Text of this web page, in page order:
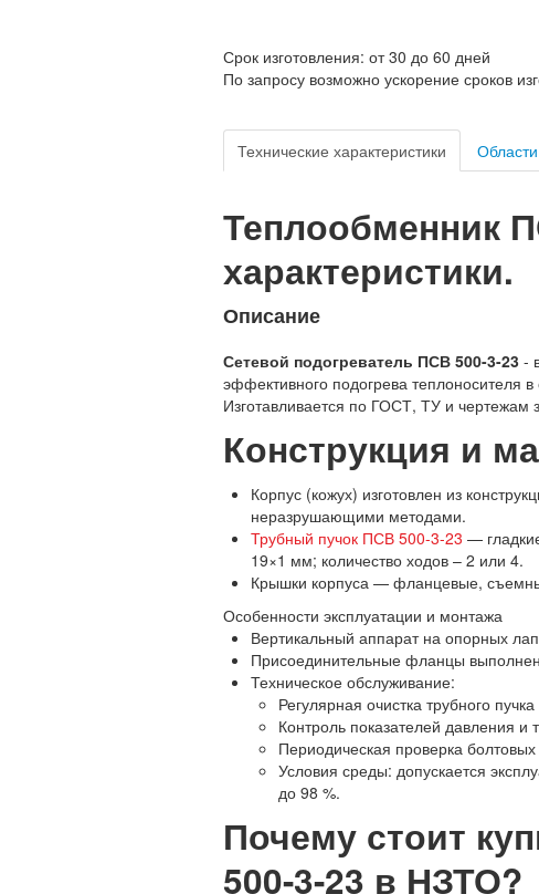
Срок изготовления: от 30 до 60 дней
По запросу возможно ускорение сроков
Технические характеристики
Теплообменник
характеристики.
Описание
Сетевой подогреватель ПСВ 500-3-23 -
эффективного подогрева теплоносителя
Изготавливается по ГОСТ, ТУ и чертежам
Конструкция и
Корпус (кожух) изготовлен из
неразрушающими методами.
Трубный пучок ПСВ 500-3-23 —
19×1 мм; количество ходов – 2 или 4.
Крышки корпуса — фланцевые,
Особенности эксплуатации и монтажа
Вертикальный аппарат на опорных
Присоединительные фланцы
Техническое обслуживание:
Регулярная очистка трубного
Контроль показателей давления
Периодическая проверка
Условия среды: допускается
до 98 %.
Почему стоит
500-3-23 в НЗТО?